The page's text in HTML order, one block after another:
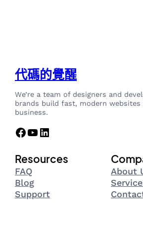
代碼的覺醒
We’re a team of designers and
brands build fast, modern
business.
Facebook YouTube LinkedIn
Resources
FAQ
Blog
Support
About